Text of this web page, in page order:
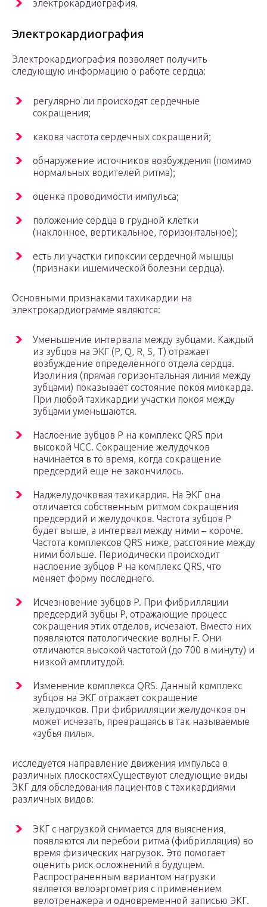
электрокардиография.
Электрокардиография
Электрокардиография позволяет получить
следующую информацию о работе сердца:
регулярно ли происходят сердечные
сокращения;
какова частота сердечных сокращений;
обнаружение источников возбуждения (помимо
нормальных водителей ритма);
оценка проводимости импульса;
положение сердца в грудной клетки
(наклонное, вертикальное, горизонтальное);
есть ли участки гипоксии сердечной мышцы
(признаки ишемической болезни сердца).
Основными признаками тахикардии на
электрокардиограмме являются:
Уменьшение интервала между зубцами. Каждый
из зубцов на ЭКГ (P, Q, R, S, T) отражает
возбуждение определенного отдела сердца.
Изолиния (прямая горизонтальная линия между
зубцами) показывает состояние покоя миокарда.
При любой тахикардии участки покоя между
зубцами уменьшаются.
Наслоение зубцов P на комплекс QRS при
высокой ЧСС. Сокращение желудочков
начинается в то время, когда сокращение
предсердий еще не закончилось.
Наджелудочковая тахикардия. На ЭКГ она
отличается собственным ритмом сокращения
предсердий и желудочков. Частота зубцов Р
будет выше, а интервал между ними – короче.
Частота комплексов QRS ниже, расстояние между
ними больше. Периодически происходит
наслоение зубцов Р на комплекс QRS, что
меняет форму последнего.
Исчезновение зубцов P. При фибрилляции
предсердий зубцы P, отражающие процесс
сокращения этих отделов, исчезают. Вместо них
появляются патологические волны F. Они
отличаются высокой частотой (до 700 в минуту) и
низкой амплитудой.
Изменение комплекса QRS. Данный комплекс
зубцов на ЭКГ отражает сокращение
желудочков. При фибрилляции желудочков он
может исчезать, превращаясь в так называемые
«зубья пилы».
исследуется направление движения импульса в
различных плоскостяхСуществуют следующие виды
ЭКГ для обследования пациентов с тахикардиями
различных видов:
ЭКГ с нагрузкой снимается для выяснения,
появляются ли перебои ритма (фибрилляция) во
время физических нагрузок. Это помогает
оценить риск осложнений в будущем.
Распространенным вариантом нагрузки
является велоэргометрия с применением
велотренажера и одновременной записью ЭКГ.